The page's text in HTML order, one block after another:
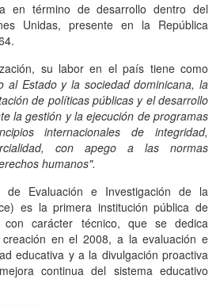
en término de desarrollo dentro del
Unidas, presente en la República
su labor en el país tiene como
al Estado y la sociedad dominicana, la
de políticas públicas y el desarrollo
la gestión y la ejecución de programas
internacionales de integridad,
con apego a las normas
humanos".
de Evaluación e Investigación de la
es la primera institución pública de
con carácter técnico, que se dedica
en el 2008, a la evaluación e
educativa y a la divulgación proactiva
continua del sistema educativo